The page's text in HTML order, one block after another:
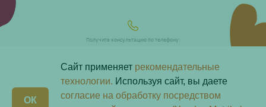
Получите консультацию по телефону:
Сайт применяет рекомендательные
технологии. Используя сайт, вы даете
согласие на обработку посредством
ОК